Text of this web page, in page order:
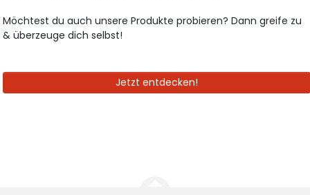
Möchtest du auch unsere Produkte probieren? Dann greife zu
& überzeuge dich selbst!
Jetzt entdecken!